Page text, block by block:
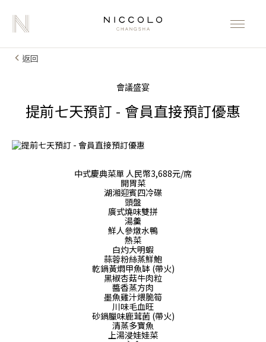
返回
會議盛宴
提前七天預訂 - 會員直接預訂優惠
中式慶典菜單 人民幣3,688元/席
開胃菜
湖湘迎賓四冷碟
頭盤
廣式燒味雙拼
湯羹
鮮人參燉水鴨
熱菜
白灼大明蝦
蒜蓉粉絲蒸鮮鮑
乾鍋黃燜甲魚缽 (帶火)
黑椒杏菇牛肉粒
醬香蒸方肉
墨魚雞汁煨脆筍
川味毛血旺
砂鍋臘味鹿茸菌 (帶火)
清蒸多寶魚
上湯浸娃娃菜